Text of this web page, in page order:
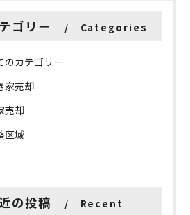
ゴリー Categories
のカテゴリー
家売却
売却
区域
の投稿
Recent